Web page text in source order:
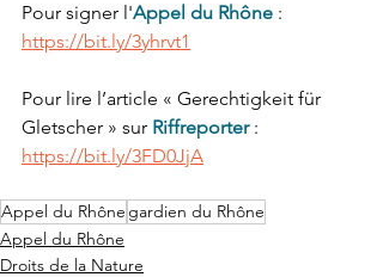
Pour signer l'Appel du Rhône :
https://bit.ly/3yhrvt1
Pour lire l’article « Gerechtigkeit für
Gletscher » sur Riffreporter :
https://bit.ly/3FD0JjA
Appel du Rhône gardien du Rhône
Appel du Rhône
Droits de la Nature